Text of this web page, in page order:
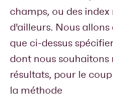
champs, ou des
d'ailleurs. Nous
que ci-dessus
dont nous souhaitons
résultats, pour le
la méthode